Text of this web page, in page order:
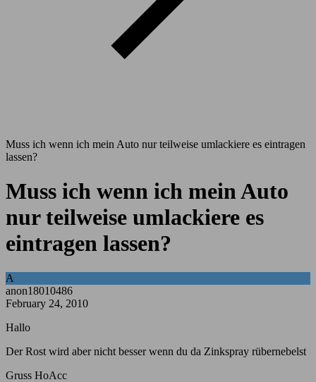
Muss ich wenn ich mein Auto nur teilweise umlackiere es eintragen
lassen?
Muss ich wenn ich mein Auto
nur teilweise umlackiere es
eintragen lassen?
A
anon18010486
February 24, 2010
Hallo
Der Rost wird aber nicht besser wenn du da Zinkspray rübernebelst
Gruss HoAcc